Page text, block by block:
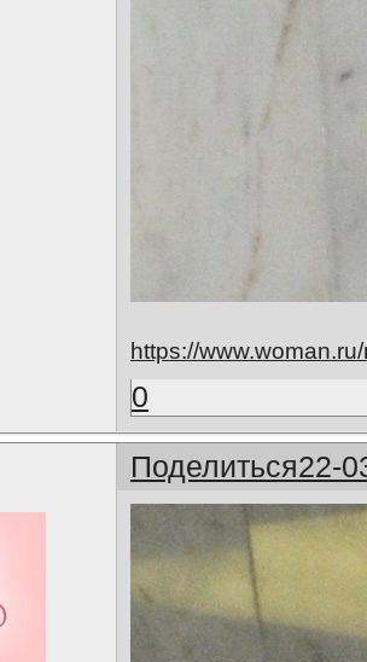
https://
0
Поделиться22-